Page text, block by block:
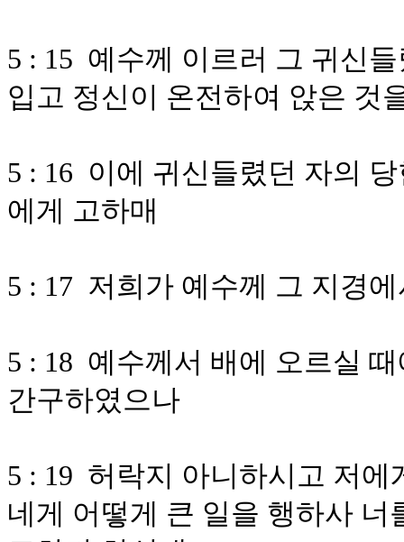
5 : 15 예수께 이르러 그 귀신
입고 정신이 온전하여 앉은 것
5 : 16 이에 귀신들렸던 자의
에게 고하매
5 : 17 저희가 예수께 그 지경
5 : 18 예수께서 배에 오르실
간구하였으나
5 : 19 허락지 아니하시고 저
네게 어떻게 큰 일을 행하사